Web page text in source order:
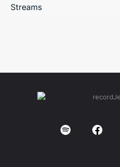
Streams